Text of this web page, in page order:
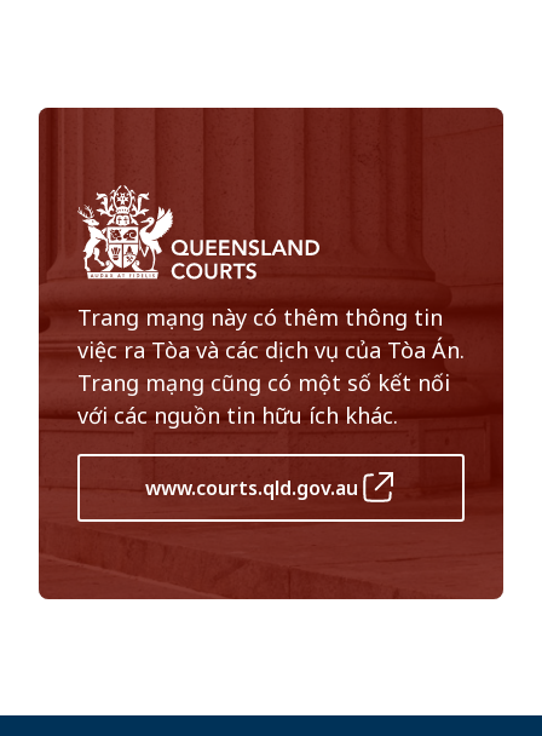
Trang mạng này có thêm thông tin
việc ra Tòa và các dịch vụ của Tòa Án.
Trang mạng cũng có một số kết nối
với các nguồn tin hữu ích khác.
www.courts.qld.gov.au